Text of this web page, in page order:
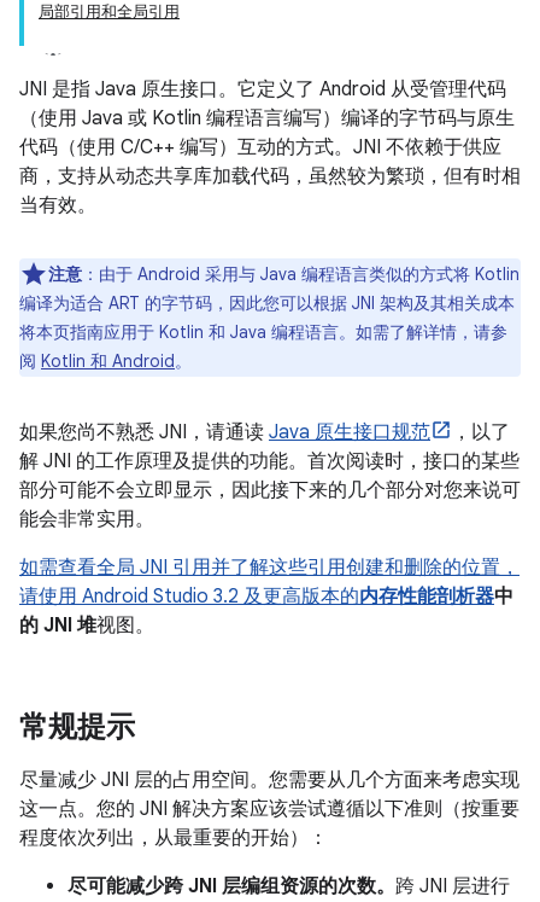
局部引用和全局引用
JNI 是指 Java 原生接口。它定义了 Android 从受管理代码
（使用 Java 或 Kotlin 编程语言编写）编译的字节码与原生
代码（使用 C/C++ 编写）互动的方式。JNI 不依赖于供应
商，支持从动态共享库加载代码，虽然较为繁琐，但有时相
当有效。
注意 ：由于 Android 采用与 Java 编程语言类似的方式将 Kotlin
编译为适合 ART 的字节码，因此您可以根据 JNI 架构及其相关成本
将本页指南应用于 Kotlin 和 Java 编程语言。如需了解详情，请参
阅 Kotlin 和 Android。
如果您尚不熟悉 JNI，请通读 Java 原生接口规范
，以了
解 JNI 的工作原理及提供的功能。首次阅读时，接口的某些
部分可能不会立即显示，因此接下来的几个部分对您来说可
能会非常实用。
如需查看全局 JNI 引用并了解这些引用创建和删除的位置，
请使用 Android Studio 3.2 及更高版本的内存性能剖析器中
的 JNI 堆视图。
常规提示
尽量减少 JNI 层的占用空间。您需要从几个方面来考虑实现
这一点。您的 JNI 解决方案应该尝试遵循以下准则（按重要
程度依次列出，从最重要的开始）：
尽可能减少跨 JNI 层编组资源的次数。 跨 JNI 层进行